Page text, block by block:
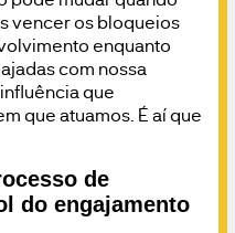
vencer os bloqueios
enquanto
com nossa
que
que atuamos. É aí que
de
do engajamento